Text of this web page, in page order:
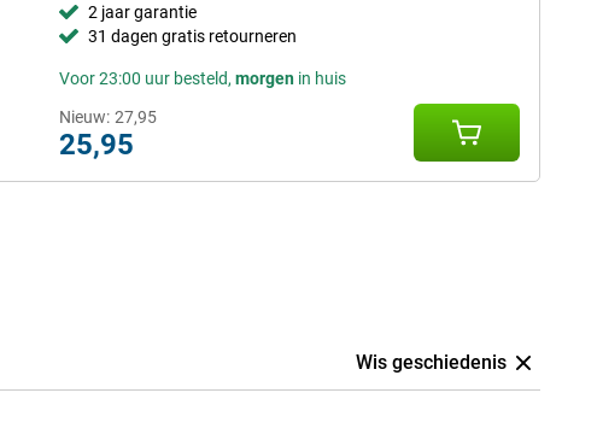
2 jaar garantie
31 dagen gratis retourneren
Voor 23:00 uur besteld, morgenin huis
Nieuw: 27,95
25,95
Wis geschiedenis